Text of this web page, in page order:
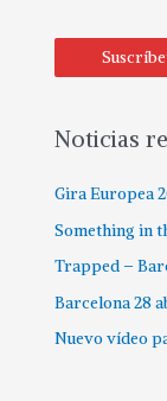
Noticias
Gira Europea
Something in
Trapped –
Barcelona 28
Nuevo vídeo